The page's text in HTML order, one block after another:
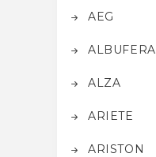
AEG
ALBUFERA
ALZA
ARIETE
ARISTON